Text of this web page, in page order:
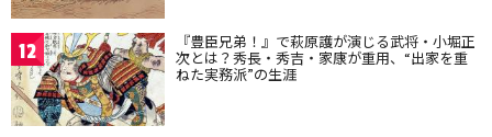
12 『豊臣兄弟！』で萩原護が演じる武将・小堀正
次とは？秀長・秀吉・家康が重用、“出家を重
ねた実務派”の生涯